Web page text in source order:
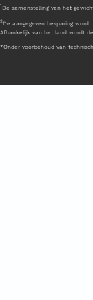
1 De samenstelling van het
2De aangegeven besparing
Afhankelijk van het land wordt
*Onder voorbehoud van